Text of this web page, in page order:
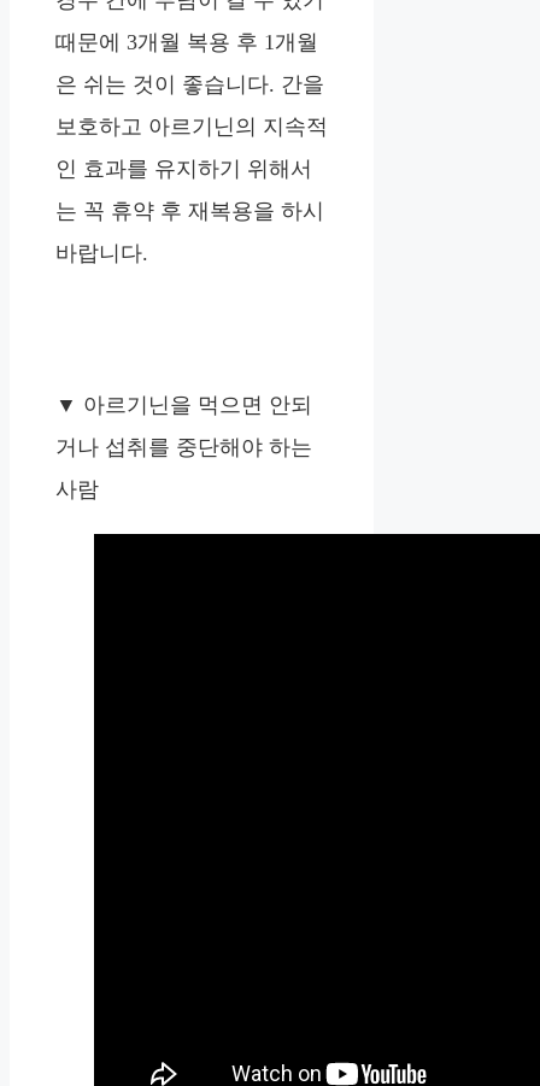
때문에 3개월 복용 후 1개월
은 쉬는 것이 좋습니다. 간을
보호하고 아르기닌의 지속적
인 효과를 유지하기 위해서
는 꼭 휴약 후 재복용을 하시
바랍니다.
▼ 아르기닌을 먹으면 안되
거나 섭취를 중단해야 하는
사람